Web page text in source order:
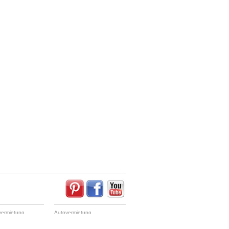
Autovermietung